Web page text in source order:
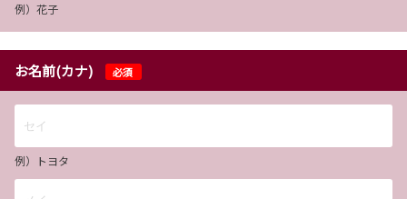
例）花子
お名前(カナ) 必須
例）トヨタ